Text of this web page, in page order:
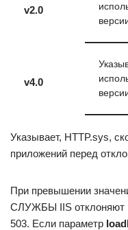
v2.0
v4.0
Указывает, HTTP.sys,
приложений перед
При превышении
СЛУЖБЫ IIS отклоняют
503. Если параметр